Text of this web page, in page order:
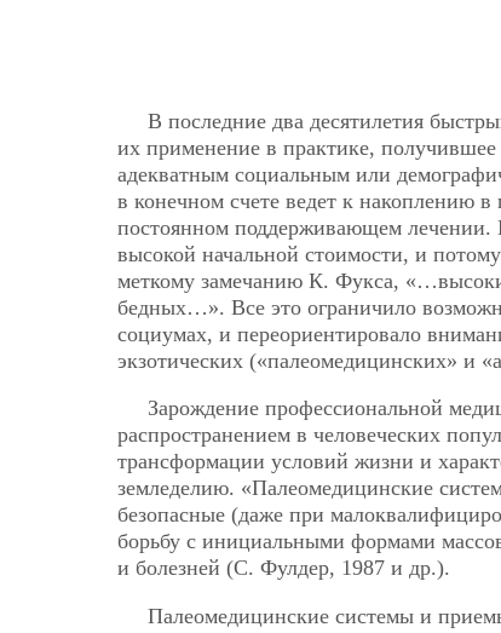
В последние два десятилетия
их применение в практике,
адекватным социальным или
в конечном счете ведет к накоплению
постоянном поддерживающем лечении.
высокой начальной стоимости, и
меткому замечанию К. Фукса,
бедных…». Все это ограничило
социумах, и переориентировало
экзотических («палеомедицинских» и
Зарождение профессиональной
распространением в человеческих
трансформации условий жизни и
земледелию. «Палеомедицинские
безопасные (даже при
борьбу с инициальными формами
и болезней (С. Фулдер, 1987 и др.).
Палеомедицинские системы и